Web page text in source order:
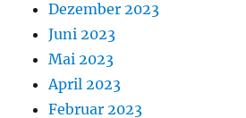
Dezember 2023
Juni 2023
Mai 2023
April 2023
Februar 2023